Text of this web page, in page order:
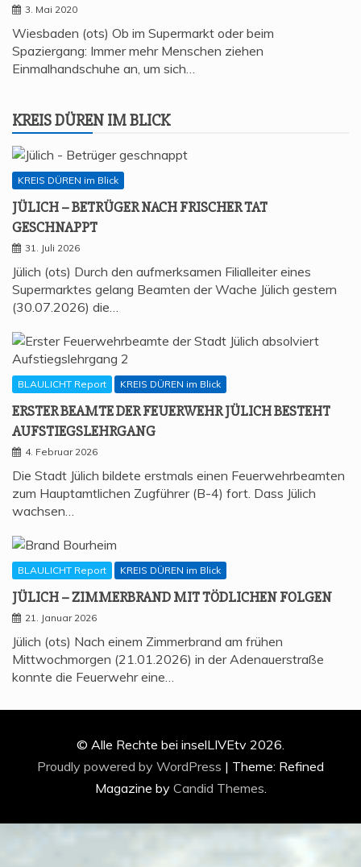
3. Mai 2020
Wiesbaden (ots) Ob im Supermarkt oder beim
Spaziergang: Immer mehr Menschen ziehen
Einmalhandschuhe an, um sich…
KREIS DÜREN IM BLICK
KREIS DÜREN im Blick
JÜLICH – BETRÜ­GER NACH FRI­SCHER TAT
GESCHNAPPT
31. Juli 2026
Jülich (ots) Durch den aufmerksamen Filialleiter eines
Supermarktes gelang Beamten der Wache Jülich gestern
(30.07.2026) die…
BLAULICHT Report KREIS DÜREN im Blick
ERS­TER BEAM­TE DER FEU­ER­WEHR JÜLICH BESTEHT
AUFSTIEGSLEHRGANG
4. Februar 2026
Die Stadt Jülich bildete erstmals einen Feuerwehrbeamten
zum Hauptamtlichen Zugführer (B-4) fort. Dass Jülich
wachsen…
BLAULICHT Report KREIS DÜREN im Blick
JÜLICH – ZIM­MER­BRAND MIT TÖD­LI­CHEN FOLGEN
21. Januar 2026
Jülich (ots) Nach einem Zimmerbrand am frühen
Mittwochmorgen (21.01.2026) in der Adenauerstraße
konnte die Feuerwehr eine…
© Alle Rechte bei inselLIVEtv 2026.
Proudly powered by WordPress | Theme: Refined
Magazine by Candid Themes.